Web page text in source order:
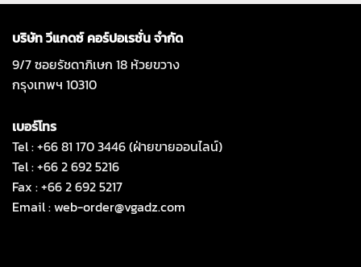
บริษัท วีแกดซ์ คอร์ปอเรชั่น จำกัด
9/7 ซอยรัชดาภิเษก 18 ห้วยขวาง
กรุงเทพฯ 10310
เบอร์โทร
Tel : +66 81 170 3446 (ฝ่ายขายออนไลน์)
Tel : +66 2 692 5216
Fax : +66 2 692 5217
Email :web-order@vgadz.com